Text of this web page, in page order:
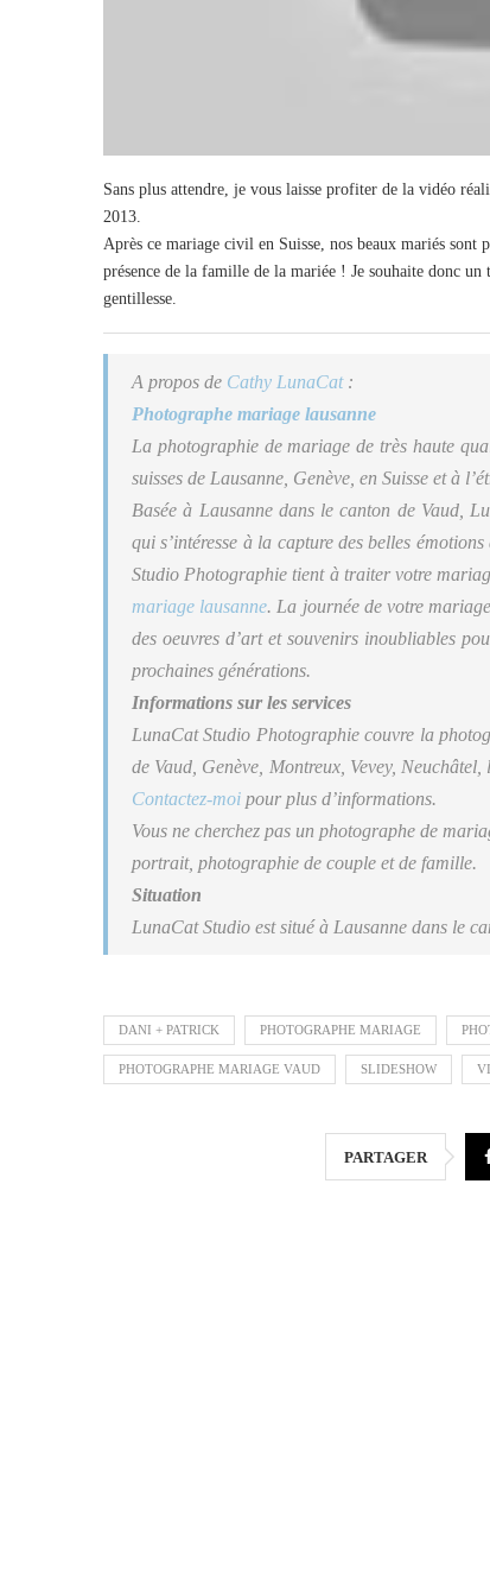
Sans plus attendre, je vous laisse profiter de la vidéo
2013.
Après ce mariage civil en Suisse, nos beaux mariés
présence de la famille de la mariée ! Je souhaite donc
gentillesse.
A propos de Cathy LunaCat:
Photographe mariage lausanne
La photographie de mariage de très haute
suisses de Lausanne, Genève, en Suisse et à
Basée à Lausanne dans le canton de Vaud,
qui s’intéresse à la capture des belles
Studio Photographie tient à traiter votre
mariage lausanne. La journée de votre
des oeuvres d’art et souvenirs inoubliables
prochaines générations.
Informations sur les services
LunaCat Studio Photographie couvre la
de Vaud, Genève, Montreux, Vevey,
Contactez-moi pour plus d’informations.
Vous ne cherchez pas un photographe de
portrait, photographie de couple et de famille.
Situation
LunaCat Studio est situé à Lausanne dans le
DANI + PATRICK PHOTOGRAPHE MARIAGE
PHOTOGRAPHE MARIAGE VAUD SLIDESHOW
PARTAGER